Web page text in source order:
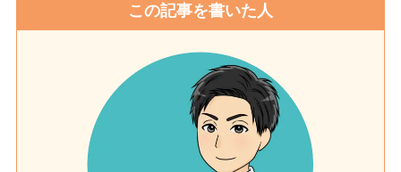
この記事を書いた人